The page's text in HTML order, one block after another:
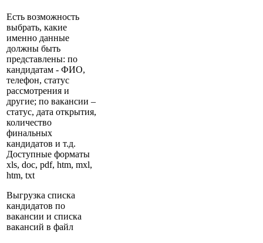
Есть возможность
выбрать, какие
именно данные
должны быть
представлены: по
кандидатам - ФИО,
телефон, статус
рассмотрения и
другие; по вакансии –
статус, дата открытия,
количество
финальных
кандидатов и т.д.
Доступные форматы
xls, doc, pdf, htm, mxl,
htm, txt
Выгрузка списка
кандидатов по
вакансии и списка
вакансий в файл